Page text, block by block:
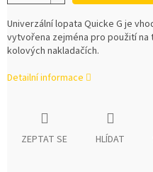
Univerzální lopata Quicke G je
vytvořena zejména pro použití
kolových nakladačích.
Detailní informace
ZEPTAT SE HLÍDAT